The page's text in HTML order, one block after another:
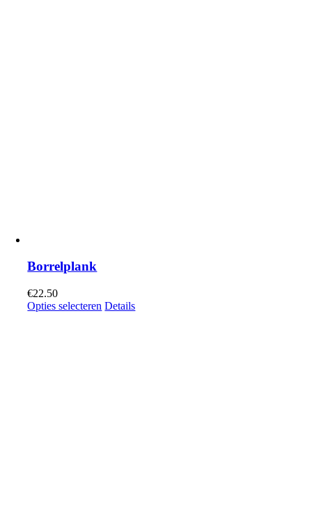
Borrelplank
€22.50
Opties selecteren Details